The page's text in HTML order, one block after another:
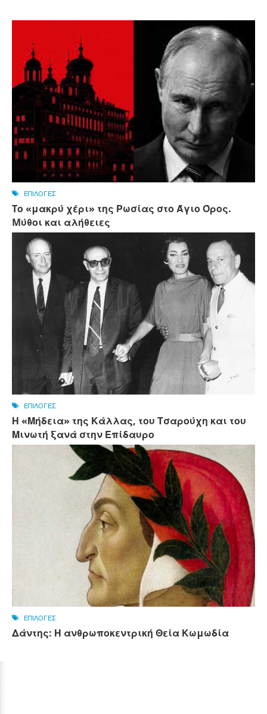
ΕΠΙΛΟΓΕΣ
Tο «μακρύ χέρι» της Ρωσίας στο Άγιο Όρος.
Mύθοι και αλήθειες
ΕΠΙΛΟΓΕΣ
Η «Μήδεια» της Κάλλας, του Τσαρούχη και του
Μινωτή ξανά στην Επίδαυρο
ΕΠΙΛΟΓΕΣ
Δάντης: Η ανθρωποκεντρική Θεία Κωμωδία